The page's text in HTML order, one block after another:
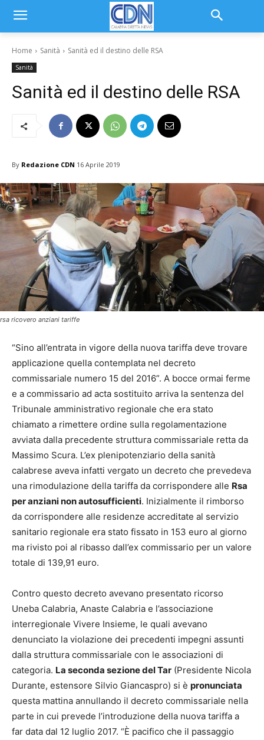
Home Sanità Sanità ed il destino delle RSA
Sanità
Sanità ed il destino delle RSA
By Redazione CDN 16 Aprile 2019
rsa ricovero anziani tariffe
“Sino all’entrata in vigore della nuova tariffa deve trovare
applicazione quella contemplata nel decreto
commissariale numero 15 del 2016”. A bocce ormai ferme
e a commissario ad acta sostituito arriva la sentenza del
Tribunale amministrativo regionale che era stato
chiamato a rimettere ordine sulla regolamentazione
avviata dalla precedente struttura commissariale retta da
Massimo Scura. L’ex plenipotenziario della sanità
calabrese aveva infatti vergato un decreto che prevedeva
una rimodulazione della tariffa da corrispondere alle Rsa
per anziani non autosufficienti. Inizialmente il rimborso
da corrispondere alle residenze accreditate al servizio
sanitario regionale era stato fissato in 153 euro al giorno
ma rivisto poi al ribasso dall’ex commissario per un valore
totale di 139,91 euro.
Contro questo decreto avevano presentato ricorso
Uneba Calabria, Anaste Calabria e l’associazione
interregionale Vivere Insieme, le quali avevano
denunciato la violazione dei precedenti impegni assunti
dalla struttura commissariale con le associazioni di
categoria. La seconda sezione del Tar (Presidente Nicola
Durante, estensore Silvio Giancaspro) si è pronunciata
questa mattina annullando il decreto commissariale nella
parte in cui prevede l’introduzione della nuova tariffa a
far data dal 12 luglio 2017. “È pacifico che il passaggio